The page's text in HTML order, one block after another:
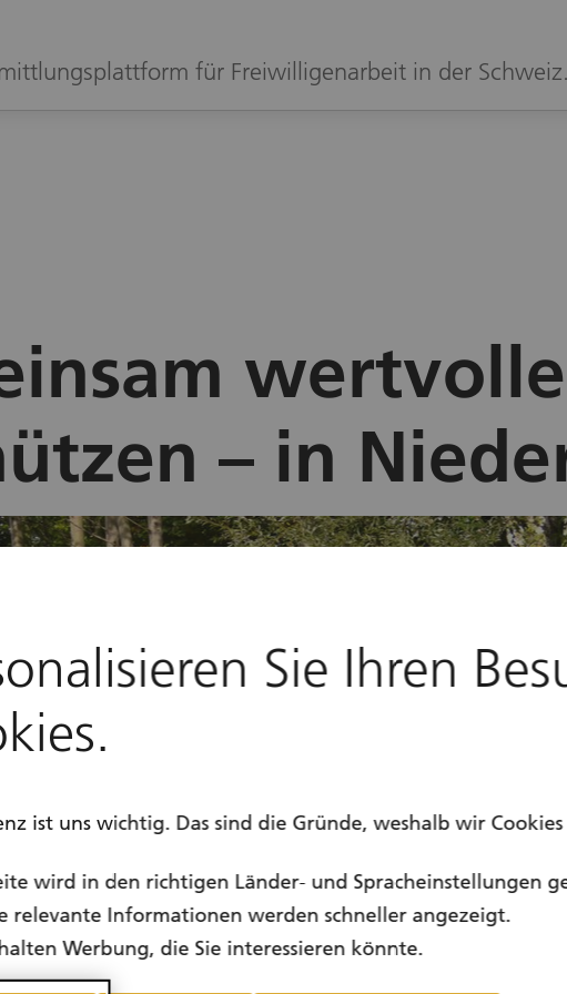
für Freiwilligenarbeit in der Schweiz.
– in
Sie Ihren
ist uns wichtig. Das sind die Gründe, weshalb wir
wird in den richtigen Länder- und Spracheinstellungen
relevante Informationen werden schneller angezeigt.
Werbung, die Sie interessieren könnte.